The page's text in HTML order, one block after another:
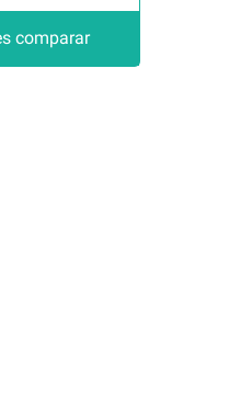
comparar